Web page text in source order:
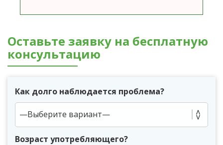
Оставьте заявку на бесплатную
консультацию
Как долго наблюдается проблема?
Возраст употребляющего?